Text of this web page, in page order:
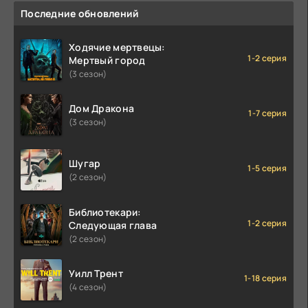
Последние обновлений
Ходячие мертвецы:
Мертвый город
(3 сезон)
1-2 серия
Дом Дракона
(3 сезон)
1-7 серия
Шугар
(2 сезон)
1-5 серия
Библиотекари:
Следующая глава
(2 сезон)
1-2 серия
Уилл Трент
(4 сезон)
1-18 серия